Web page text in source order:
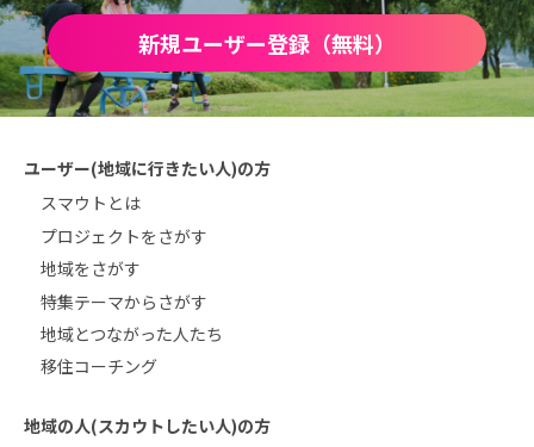
新規ユーザー登録（無料）
ユーザー(地域に行きたい人)の方
スマウトとは
プロジェクトをさがす
地域をさがす
特集テーマからさがす
地域とつながった人たち
移住コーチング
地域の人(スカウトしたい人)の方